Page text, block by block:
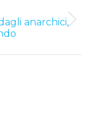
anarchici,